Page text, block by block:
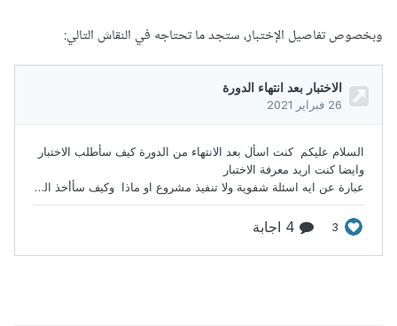
وبخصوص تفاصيل الإختبار، ستجد ما تحتاجه في النقاش التالي: